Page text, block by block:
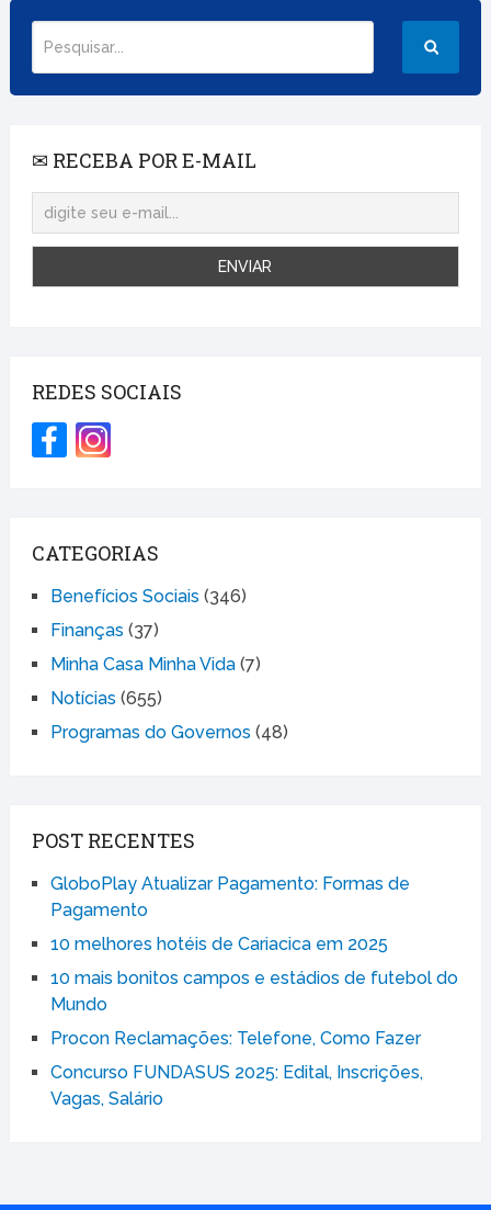
✉ RECEBA POR E-MAIL
REDES SOCIAIS
CATEGORIAS
Benefícios Sociais (346)
Finanças (37)
Minha Casa Minha Vida(7)
Notícias (655)
Programas do Governos (48)
POST RECENTES
GloboPlay Atualizar Pagamento: Formas de
Pagamento
10 melhores hotéis de Cariacica em 2025
10 mais bonitos campos e estádios de futebol do
Mundo
Procon Reclamações: Telefone, Como Fazer
Concurso FUNDASUS 2025: Edital, Inscrições,
Vagas, Salário